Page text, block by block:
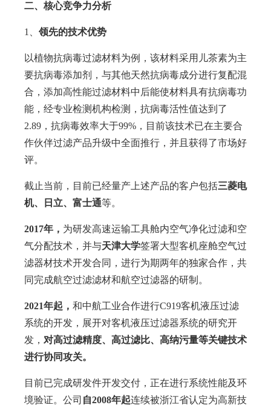
二、核心竞争力分析
1、 领先的技术优势
以植物抗病毒过滤材料为例，该材料采用儿茶素为主
要抗病毒添加剂，与其他天然抗病毒成分进行复配混
合，添加高性能过滤材料中后能使材料具有抗病毒功
能，经专业检测机构检测，抗病毒活性值达到了
2.89，抗病毒效率大于99%，目前该技术已在主要合
作伙伴过滤产品升级中全面推行，并且获得了市场好
评。
截止当前，目前已经量产上述产品的客户包括三菱电
机、日立、富士通等。
2017年， 为研发高速运输工具舱内空气净化过滤和空
气分配技术，并与天津大学签署大型客机座舱空气过
滤器材技术开发合同，进行为期两年的独家合作，共
同完成航空过滤滤材和航空过滤器的研制。
2021年起， 和中航工业合作进行C919客机液压过滤
系统的开发，展开对客机液压过滤器系统的研究开
发， 对高过滤精度、高过滤比、高纳污量等关键技术
进行协同攻关。
目前已完成研发件开发交付，正在进行系统性能及环
境验证。公司 自2008年起连续被浙江省认定为高新技